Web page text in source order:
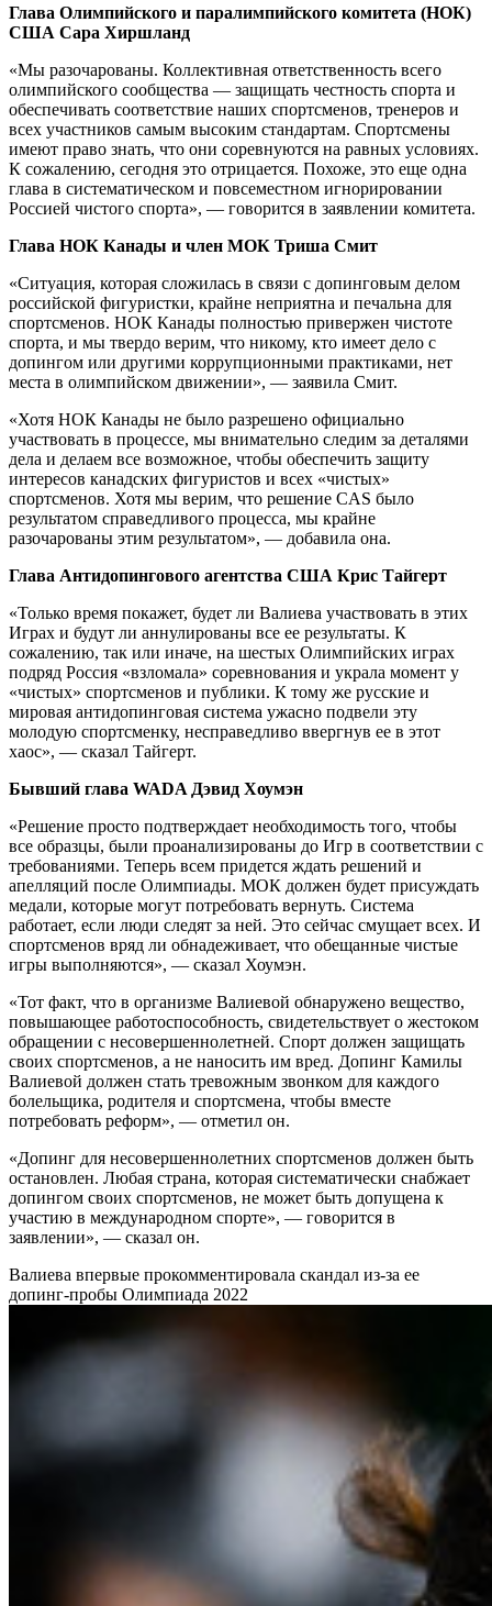
Глава Олимпийского и паралимпийского комитета (НОК)
США Сара Хиршланд
«Мы разочарованы. Коллективная ответственность всего
олимпийского сообщества — защищать честность спорта и
обеспечивать соответствие наших спортсменов, тренеров и
всех участников самым высоким стандартам. Спортсмены
имеют право знать, что они соревнуются на равных условиях.
К сожалению, сегодня это отрицается. Похоже, это еще одна
глава в систематическом и повсеместном игнорировании
Россией чистого спорта», — говорится в заявлении комитета.
Глава НОК Канады и член МОК Триша Смит
«Ситуация, которая сложилась в связи с допинговым делом
российской фигуристки, крайне неприятна и печальна для
спортсменов. НОК Канады полностью привержен чистоте
спорта, и мы твердо верим, что никому, кто имеет дело с
допингом или другими коррупционными практиками, нет
места в олимпийском движении», — заявила Смит.
«Хотя НОК Канады не было разрешено официально
участвовать в процессе, мы внимательно следим за деталями
дела и делаем все возможное, чтобы обеспечить защиту
интересов канадских фигуристов и всех «чистых»
спортсменов. Хотя мы верим, что решение CAS было
результатом справедливого процесса, мы крайне
разочарованы этим результатом», — добавила она.
Глава Антидопингового агентства США Крис Тайгерт
«Только время покажет, будет ли Валиева участвовать в этих
Играх и будут ли аннулированы все ее результаты. К
сожалению, так или иначе, на шестых Олимпийских играх
подряд Россия «взломала» соревнования и украла момент у
«чистых» спортсменов и публики. К тому же русские и
мировая антидопинговая система ужасно подвели эту
молодую спортсменку, несправедливо ввергнув ее в этот
хаос», — сказал Тайгерт.
Бывший глава WADA Дэвид Хоумэн
«Решение просто подтверждает необходимость того, чтобы
все образцы, были проанализированы до Игр в соответствии с
требованиями. Теперь всем придется ждать решений и
апелляций после Олимпиады. МОК должен будет присуждать
медали, которые могут потребовать вернуть. Система
работает, если люди следят за ней. Это сейчас смущает всех. И
спортсменов вряд ли обнадеживает, что обещанные чистые
игры выполняются», — сказал Хоумэн.
«Тот факт, что в организме Валиевой обнаружено вещество,
повышающее работоспособность, свидетельствует о жестоком
обращении с несовершеннолетней. Спорт должен защищать
своих спортсменов, а не наносить им вред. Допинг Камилы
Валиевой должен стать тревожным звонком для каждого
болельщика, родителя и спортсмена, чтобы вместе
потребовать реформ», — отметил он.
«Допинг для несовершеннолетних спортсменов должен быть
остановлен. Любая страна, которая систематически снабжает
допингом своих спортсменов, не может быть допущена к
участию в международном спорте», — говорится в
заявлении», — сказал он.
Валиева впервые прокомментировала скандал из-за ее
допинг-пробы Олимпиада 2022